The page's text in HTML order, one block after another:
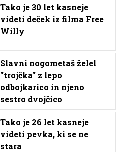
Tako je 30 let kasneje
videti deček iz filma Free
Willy
Slavni nogometaš želel
''trojčka'' z lepo
odbojkarico in njeno
sestro dvojčico
Tako je 26 let kasneje
videti pevka, ki se ne
stara